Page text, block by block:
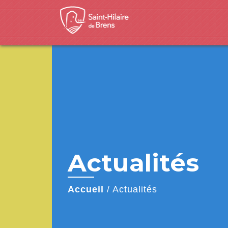
Actualités
Accueil / Actualités